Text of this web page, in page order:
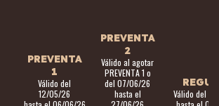
PREVENTA
1
Válido del
12/05/26
PREVENTA
2
Válido al agotar
PREVENTA 1 o
del 07/06/26
hasta el
Válido del